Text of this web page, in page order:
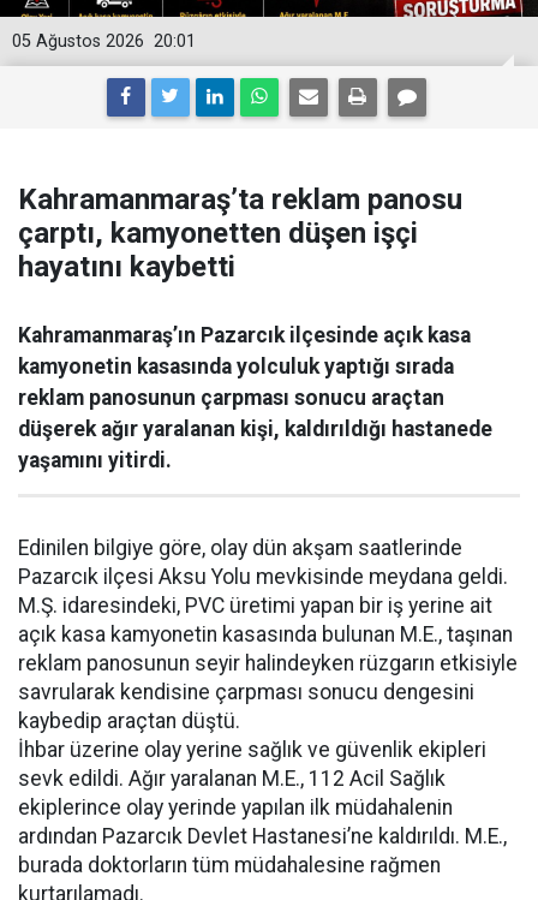
20:01
05 Ağustos 2026
Kahramanmaraş’ta reklam panosu
çarptı, kamyonetten düşen işçi
hayatını kaybetti
Kahramanmaraş’ın Pazarcık ilçesinde açık kasa
kamyonetin kasasında yolculuk yaptığı sırada
reklam panosunun çarpması sonucu araçtan
düşerek ağır yaralanan kişi, kaldırıldığı hastanede
yaşamını yitirdi.
Edinilen bilgiye göre, olay dün akşam saatlerinde
Pazarcık ilçesi Aksu Yolu mevkisinde meydana geldi.
M.Ş. idaresindeki, PVC üretimi yapan bir iş yerine ait
açık kasa kamyonetin kasasında bulunan M.E., taşınan
reklam panosunun seyir halindeyken rüzgarın etkisiyle
savrularak kendisine çarpması sonucu dengesini
kaybedip araçtan düştü.
İhbar üzerine olay yerine sağlık ve güvenlik ekipleri
sevk edildi. Ağır yaralanan M.E., 112 Acil Sağlık
ekiplerince olay yerinde yapılan ilk müdahalenin
ardından Pazarcık Devlet Hastanesi’ne kaldırıldı. M.E.,
burada doktorların tüm müdahalesine rağmen
kurtarılamadı.